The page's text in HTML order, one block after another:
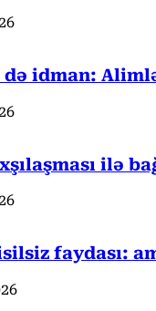
idman:
ilə
faydası: